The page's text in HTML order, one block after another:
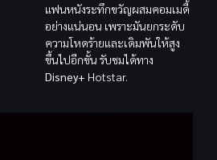
แฟนหนังระทึกขวัญผสมคอมเมดี้
อย่างแน่นอน เพราะมันยกระดับ
ความโหดร้ายและเดิมพันให้สูง
ขึ้นไปอีกขั้น รับชมได้ทาง
Disney+ Hotstar.